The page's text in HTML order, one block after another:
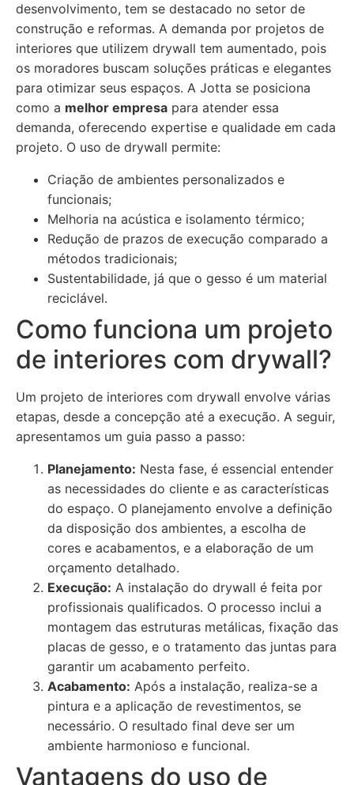
desenvolvimento, tem se destacado no setor de
construção e reformas. A demanda por projetos de
interiores que utilizem drywall tem aumentado, pois
os moradores buscam soluções práticas e elegantes
para otimizar seus espaços. A Jotta se posiciona
como a melhor empresa para atender essa
demanda, oferecendo expertise e qualidade em cada
projeto. O uso de drywall permite:
Criação de ambientes personalizados e
funcionais;
Melhoria na acústica e isolamento térmico;
Redução de prazos de execução comparado a
métodos tradicionais;
Sustentabilidade, já que o gesso é um material
reciclável.
Como funciona um projeto
de interiores com drywall?
Um projeto de interiores com drywall envolve várias
etapas, desde a concepção até a execução. A seguir,
apresentamos um guia passo a passo:
Planejamento: Nesta fase, é essencial entender
as necessidades do cliente e as características
do espaço. O planejamento envolve a definição
da disposição dos ambientes, a escolha de
cores e acabamentos, e a elaboração de um
orçamento detalhado.
Execução: A instalação do drywall é feita por
profissionais qualificados. O processo inclui a
montagem das estruturas metálicas, fixação das
placas de gesso, e o tratamento das juntas para
garantir um acabamento perfeito.
Acabamento: Após a instalação, realiza-se a
pintura e a aplicação de revestimentos, se
necessário. O resultado final deve ser um
ambiente harmonioso e funcional.
Vantagens do uso de